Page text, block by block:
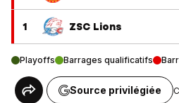
1 ZSC Lions
Playoffs Barrages qualificatifs
Source privilégiée